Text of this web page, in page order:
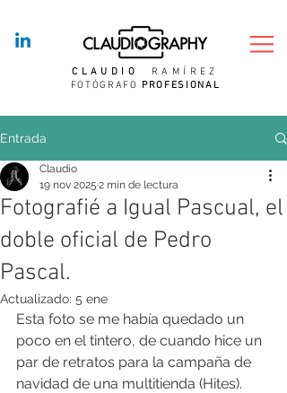
CLAUDIO
RAMÍREZ
FOTÓGRAFO PROFESIONAL
Entrada
Fotografié a Igual Pascual, el
doble oficial de Pedro
Pascal.
Claudio
19 nov 2025 2 min de lectura
Actualizado: 5 ene
Esta foto se me había quedado un
poco en el tintero, de cuando hice un
par de retratos para la campaña de
navidad de una multitienda (Hites).